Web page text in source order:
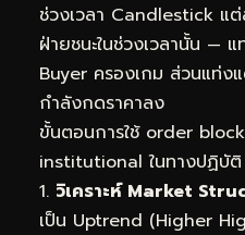
ช่วงเวลา Candlestick แต่ล
ฝ่ายชนะในช่วงเวลานั้น —
Buyer ครองเกม ส่วนแท่ง
กำลังกดราคาลง
ขั้นตอนการใช้ order
institutional ในทางปฏิบั
วิเคราะห์ Market
เป็น Uptrend (Higher